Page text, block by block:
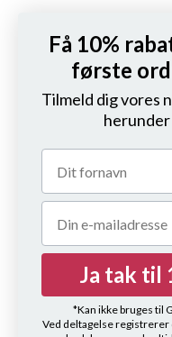
Få 10%
første
Tilmeld dig vores
herunder
Ja tak til
*Kan ikke bruges til
Ved deltagelse registrerer